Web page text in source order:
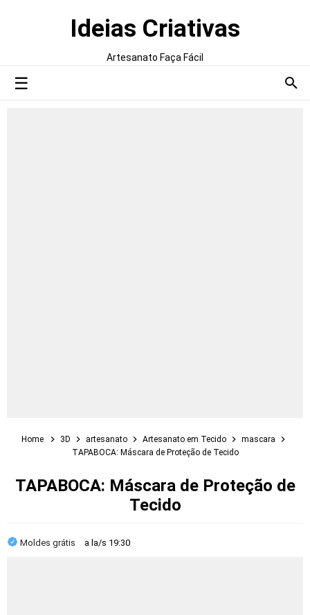
Ideias Criativas
Artesanato Faça Fácil
Home 3D artesanato Artesanato em Tecido
mascara
TAPABOCA: Máscara de Proteção de Tecido
TAPABOCA: Máscara de Proteção de
Tecido
Moldes grátis a la/s 19:30